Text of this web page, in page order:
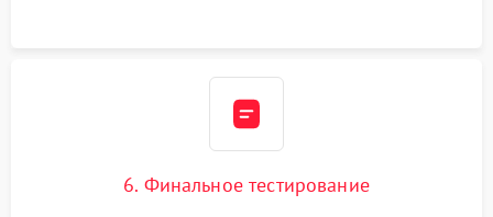
6. Финальное тестирование